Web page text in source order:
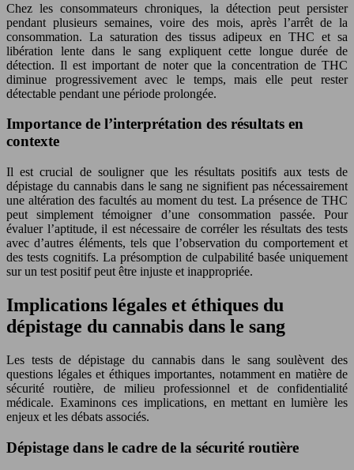
Chez les consommateurs chroniques, la détection peut persister
pendant plusieurs semaines, voire des mois, après l’arrêt de la
consommation. La saturation des tissus adipeux en THC et sa
libération lente dans le sang expliquent cette longue durée de
détection. Il est important de noter que la concentration de THC
diminue progressivement avec le temps, mais elle peut rester
détectable pendant une période prolongée.
Importance de l’interprétation des résultats en
contexte
Il est crucial de souligner que les résultats positifs aux tests de
dépistage du cannabis dans le sang ne signifient pas nécessairement
une altération des facultés au moment du test. La présence de THC
peut simplement témoigner d’une consommation passée. Pour
évaluer l’aptitude, il est nécessaire de corréler les résultats des tests
avec d’autres éléments, tels que l’observation du comportement et
des tests cognitifs. La présomption de culpabilité basée uniquement
sur un test positif peut être injuste et inappropriée.
Implications légales et éthiques du
dépistage du cannabis dans le sang
Les tests de dépistage du cannabis dans le sang soulèvent des
questions légales et éthiques importantes, notamment en matière de
sécurité routière, de milieu professionnel et de confidentialité
médicale. Examinons ces implications, en mettant en lumière les
enjeux et les débats associés.
Dépistage dans le cadre de la sécurité routière